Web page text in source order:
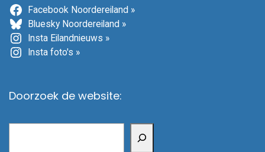
Facebook Noordereiland »
Bluesky Noordereiland »
Insta Eilandnieuws »
Insta foto's »
Doorzoek de website: